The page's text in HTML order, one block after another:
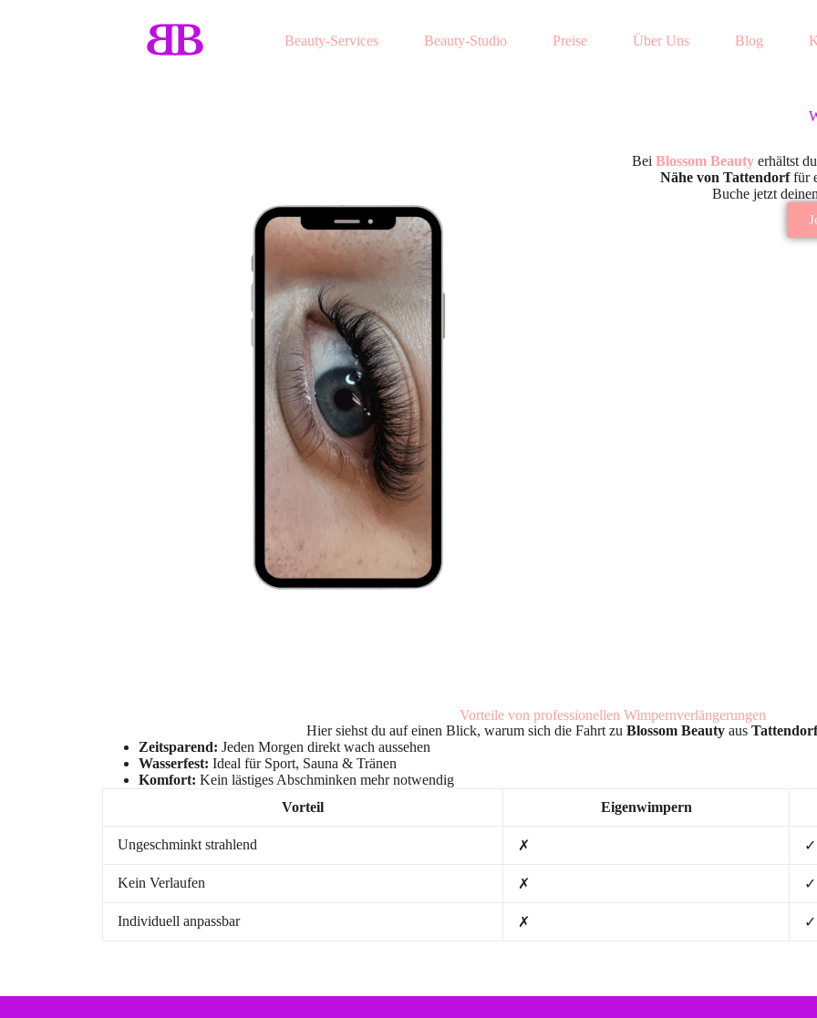
Beauty-Services Beauty-Studio Preise Über Uns Blog
Bei Blossom Beauty erhältst
Nähe von Tattendorffür
Buche jetzt
Vorteile von professionellen Wimpernverlängerungen
Hier siehst du auf einen Blick, warum sich die Fahrt zu Blossom Beautyaus Tattendorf
Zeitsparend: Jeden Morgen direkt wach aussehen
Wasserfest: Ideal für Sport, Sauna & Tränen
Komfort: Kein lästiges Abschminken mehr notwendig
Vorteil
Eigenwimpern
Ungeschminkt strahlend ✗ ✓
Kein Verlaufen ✗ ✓
Individuell anpassbar ✗ ✓